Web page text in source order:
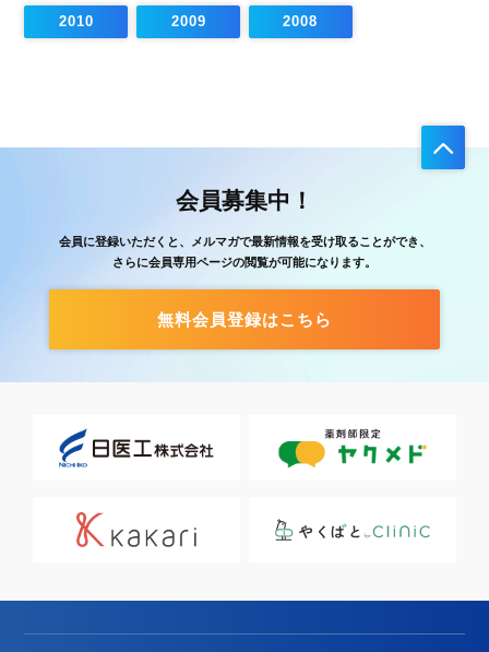
2010 2009 2008
会員募集中！
会員に登録いただくと、メルマガで最新情報を受け取ることができ、
さらに会員専用ページの閲覧が可能になります。
無料会員登録はこちら